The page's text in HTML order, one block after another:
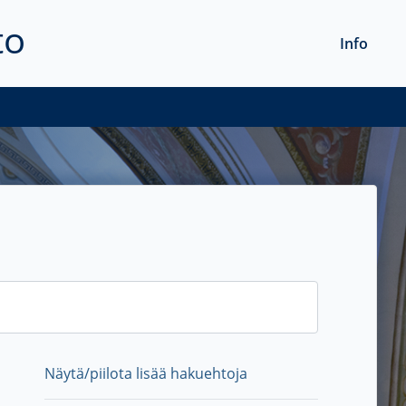
Info
Näytä/piilota lisää hakuehtoja